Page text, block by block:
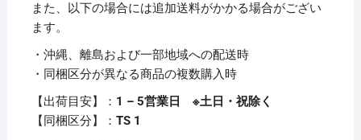
また、以下の場合には追加送料がかかる場合がござい
ます。
・沖縄、離島および一部地域への配送時
・同梱区分が異なる商品の複数購入時
【出荷目安】： 1 – 5営業日 ※土日・祝除く
【同梱区分】： TS 1